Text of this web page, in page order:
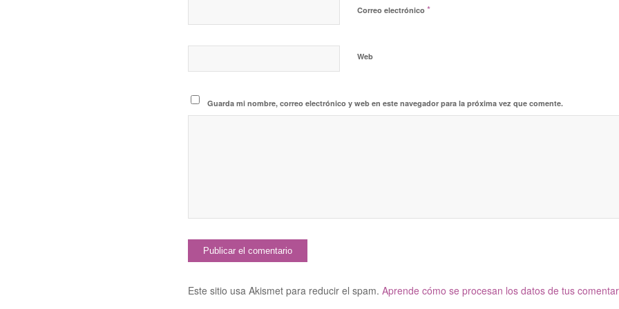
Correo electrónico *
Web
Guarda mi nombre, correo electrónico y web en este navegador para la próxima vez que comente.
Este sitio usa Akismet para reducir el spam. Aprende cómo se procesan los datos de tus